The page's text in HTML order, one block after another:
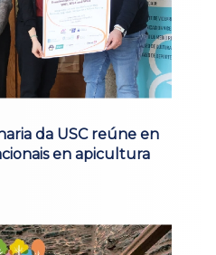
da USC reúne en
en apicultura